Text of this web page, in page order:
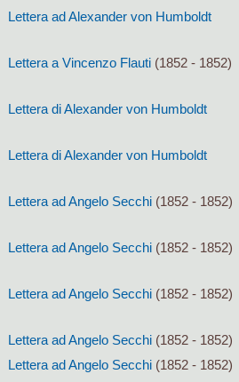
Lettera ad Alexander von Humboldt
Lettera a Vincenzo Flauti (1852 - 1852)
Lettera di Alexander von Humboldt
Lettera di Alexander von Humboldt
Lettera ad Angelo Secchi (1852 - 1852)
Lettera ad Angelo Secchi (1852 - 1852)
Lettera ad Angelo Secchi (1852 - 1852)
Lettera ad Angelo Secchi (1852 - 1852)
Lettera ad Angelo Secchi (1852 - 1852)